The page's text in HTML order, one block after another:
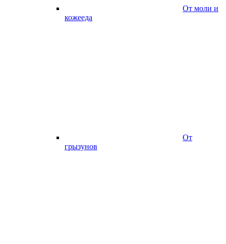
От моли и
кожееда
От
грызунов